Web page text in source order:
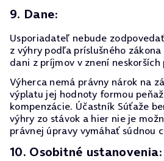
9. Dane:
Usporiadateľ nebude
z výhry podľa príslušného
dani z príjmov v znení neskorších
Výherca nemá právny nárok na
výplatu jej hodnoty formou
kompenzácie. Účastník Súťaže
výhry zo stávok a hier nie je
právnej úpravy vymáhať súdnou
10. Osobitné ustanovenia: